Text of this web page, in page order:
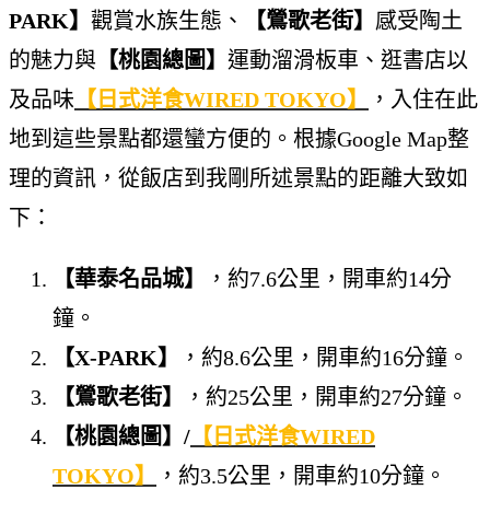
PARK】 觀賞水族生態、 【鶯歌老街】 感受陶土
的魅力與 【桃園總圖】 運動溜滑板車、逛書店以
及品味 【日式洋食WIRED TOKYO】
，入住在此
地到這些景點都還蠻方便的。根據Google Map整
理的資訊，從飯店到我剛所述景點的距離大致如
下：
【華泰名品城】
，約7.6公里，開車約14分
鐘。
【X-PARK】
，約8.6公里，開車約16分鐘。
【鶯歌老街】
，約25公里，開車約27分鐘。
【桃園總圖】/ 【日式洋食WIRED
TOKYO】
，約3.5公里，開車約10分鐘。